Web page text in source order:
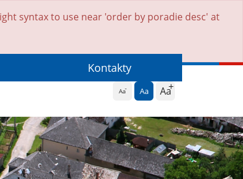
syntax to use near 'order by poradie desc' at
Aa Aa Aa
Kontakty